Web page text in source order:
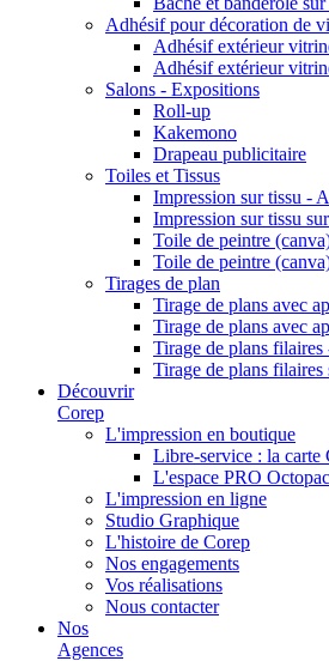
Adhésif pour décoration de
Adhésif extérieur
Adhésif extérieur
Salons - Expositions
Roll-up
Kakemono
Drapeau publicitaire
Toiles et Tissus
Impression sur tissu -
Impression sur tissu
Toile de peintre
Toile de peintre
Tirages de plan
Tirage de plans avec
Tirage de plans avec
Tirage de plans
Tirage de plans filaires
Découvrir
Corep
L'impression en boutique
Libre-service : la carte
L'espace PRO
L'impression en ligne
Studio Graphique
L'histoire de Corep
Nos engagements
Vos réalisations
Nous contacter
Nos
Agences